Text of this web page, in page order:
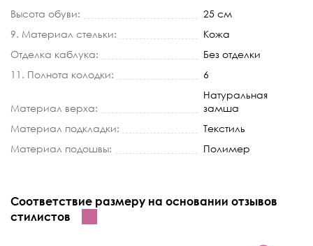
Высота обуви:
25 см
9. Материал стельки:
Кожа
Отделка каблука:
Без отделки
11. Полнота колодки:
6
Материал верха:
Натуральная
замша
Материал подкладки:
Текстиль
Материал подошвы:
Полимер
Соответствие размеру на основании отзывов
стилистов